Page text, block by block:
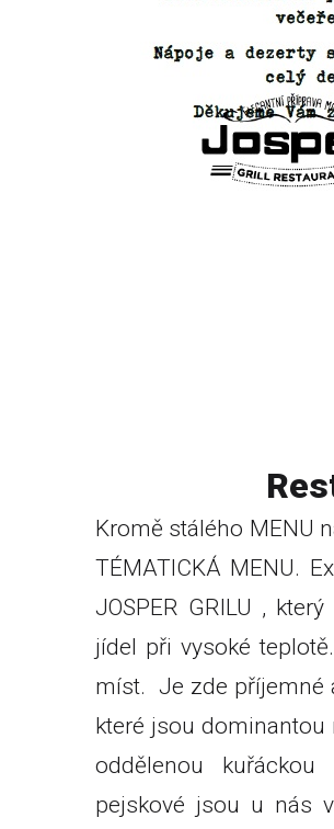
Kromě stálého MENU
TÉMATICKÁ MENU.
JOSPER GRILU ,
jídel při vysoké
míst. Je zde příjemné
které jsou
oddělenou
pejskové jsou u nás